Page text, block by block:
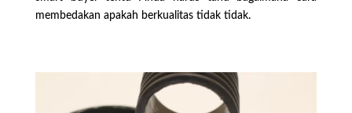
membedakan apakah berkualitas tidak tidak.